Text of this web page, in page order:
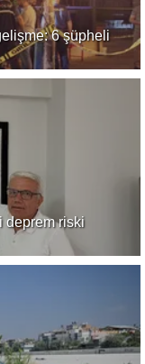
6 şüpheli
deprem riski